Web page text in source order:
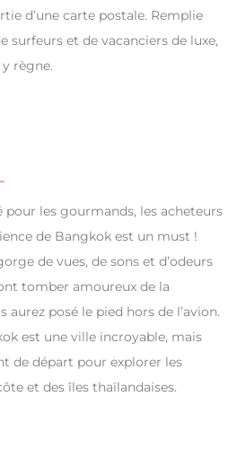
d’une carte postale. Remplie
surfeurs et de vacanciers de luxe,
y règne.
pour les gourmands, les acheteurs
de Bangkok est un must !
de vues, de sons et d’odeurs
tomber amoureux de la
aurez posé le pied hors de l’avion.
est une ville incroyable, mais
de départ pour explorer les
et des îles thaïlandaises.